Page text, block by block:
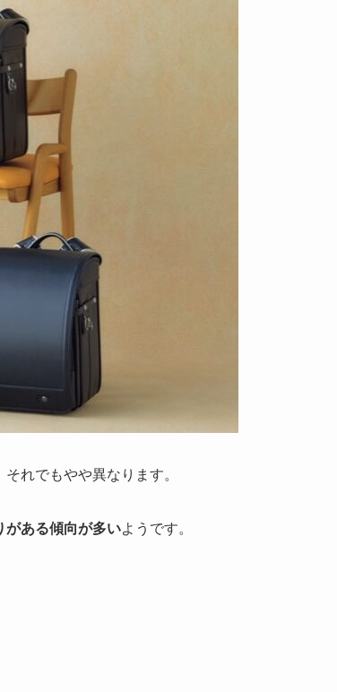
れでもやや異なります。
がある傾向が多いようです。